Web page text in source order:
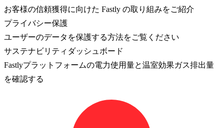
お客様の信頼獲得に向けた Fastly の取り組みをご紹介
プライバシー保護
ユーザーのデータを保護する方法をご覧ください
サステナビリティダッシュボード
Fastlyプラットフォームの電力使用量と温室効果ガス排出量
を確認する